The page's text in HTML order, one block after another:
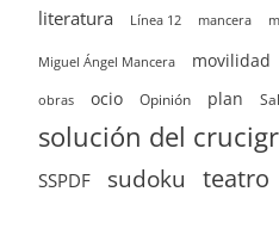
literatura Línea 12 mancera
Miguel Ángel Mancera movilidad
obras ocio Opinión plan
solución del
SSPDF sudoku teatro